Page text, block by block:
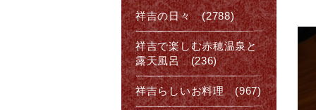
祥吉の日々 (2788)
祥吉で楽しむ赤穂温泉と
露天風呂 (236)
祥吉らしいお料理 (967)